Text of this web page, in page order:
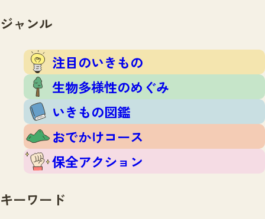
保全アクション
調査結果
ふくおかいきものマップ
マッチング
マッチングTOP
掲載申し込みフォーム
お問合せ
ジャンル
注目のいきもの
生物多様性のめぐみ
いきもの図鑑
おでかけコース
保全アクション
キーワード